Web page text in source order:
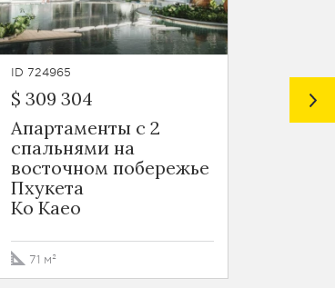
ID 724965
$ 309 304
Апартаменты с 2
спальнями на
восточном побережье
Пхукета
Ko Kaeo
71 м²
$ 140